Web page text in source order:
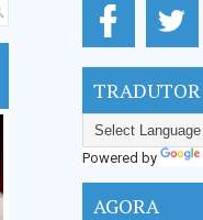
TRADUTOR
Powered by
AGORA